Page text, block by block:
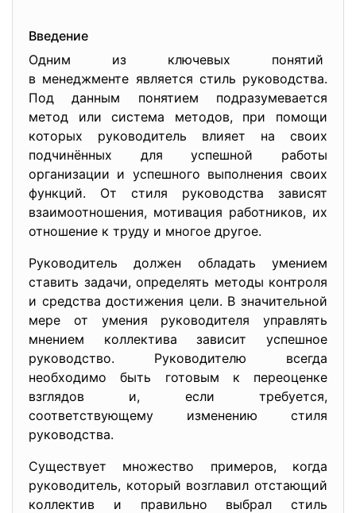
Введение
Одним из ключевых понятий
в менеджменте является стиль руководства.
Под данным понятием подразумевается
метод или система методов, при помощи
которых руководитель влияет на своих
подчинённых для успешной работы
организации и успешного выполнения своих
функций. От стиля руководства зависят
взаимоотношения, мотивация работников, их
отношение к труду и многое другое.
Руководитель должен обладать умением
ставить задачи, определять методы контроля
и средства достижения цели. В значительной
мере от умения руководителя управлять
мнением коллектива зависит успешное
руководство. Руководителю всегда
необходимо быть готовым к переоценке
взглядов и, если требуется,
соответствующему изменению стиля
руководства.
Существует множество примеров, когда
руководитель, который возглавил отстающий
коллектив и правильно выбрал стиль